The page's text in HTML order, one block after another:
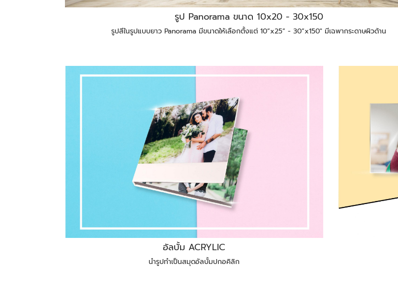
รูป Panorama ขนาด 10x20 - 30x150
รูปสีในรูปแบบยาว Panorama มีขนาดให้เลือกตั้งแต่ 10”x25” - 30”x150" มีเฉพากระดาษผิวด้าน
อัลบั้ม ACRYLIC
นำรูปทำเป็นสมุดอัลบั้มปกอคิลิก